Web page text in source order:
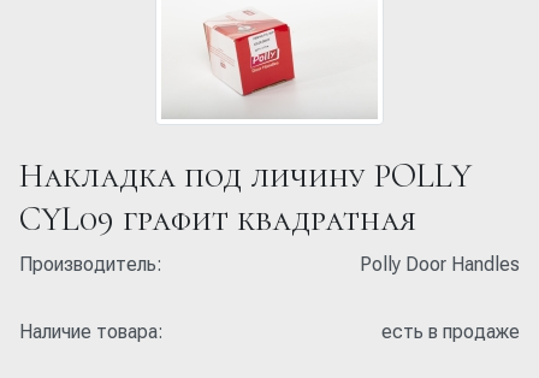
Накладка под личину POLLY
CYL09 графит квадратная
Производитель: Polly Door Handles
Наличие товара: есть в продаже